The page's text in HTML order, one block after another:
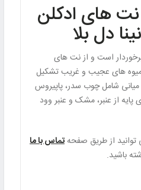
نت های ادکلن
دل بلا
است و از نت های
میوه های عجیب و غریب تشکیل
شامل چوب سدر، پاپیروس
از عنبر، مشک و عنبر وود
از طریق صفحهتماس با ما
باشید.